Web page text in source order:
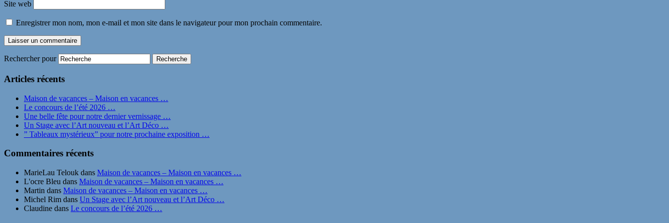
Site web
Enregistrer mon nom, mon e-mail et mon site dans le navigateur pour mon prochain commentaire.
Rechercher pour
Articles récents
Maison de vacances – Maison en vacances …
Le concours de l’été 2026 …
Une belle fête pour notre dernier vernissage …
Un Stage avec l’Art nouveau et l’Art Déco …
” Tableaux mystérieux” pour notre prochaine exposition …
Commentaires récents
MarieLau Telouk dans Maison de vacances – Maison en vacances …
L'ocre Bleu dans Maison de vacances – Maison en vacances …
Martin dans Maison de vacances – Maison en vacances …
Michel Rim dans Un Stage avec l’Art nouveau et l’Art Déco …
Claudine dans Le concours de l’été 2026 …